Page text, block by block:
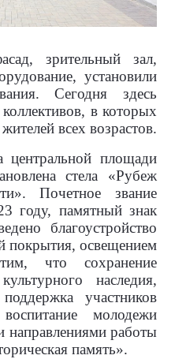
зрительный зал,
установили
Сегодня здесь
в которых
всех возрастов.
центральной площади
стела «Рубеж
Почетное звание
году, памятный знак
благоустройство
покрытия, освещением
что сохранение
наследия,
участников
молодежи
направлениями работы
память».